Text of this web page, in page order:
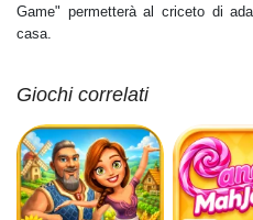
Game" permetterà al criceto di
casa.
Giochi correlati